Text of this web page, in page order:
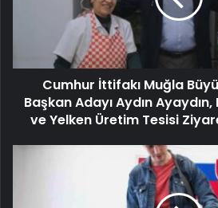
Cumhur İttifakı Muğla
Başkan Adayı Aydın
ve Yelken Üretim Tesisi